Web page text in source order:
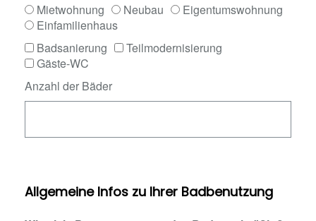
Mietwohnung Neubau
Eigentumswohnung
Einfamilienhaus
Badsanierung
Teilmodernisierung
Gäste-WC
Anzahl der Bäder
Allgemeine Infos zu Ihrer Badbenutzung